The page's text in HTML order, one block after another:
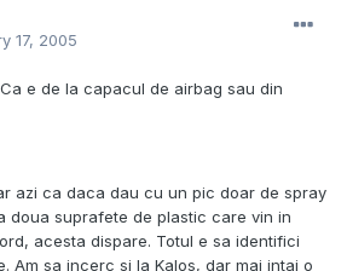
17, 2005
Ca e de la capacul de airbag sau din
azi ca daca dau cu un pic doar de spray
doua suprafete de plastic care vin in
acesta dispare. Totul e sa identifici
Am sa incerc si la Kalos, dar mai intai o